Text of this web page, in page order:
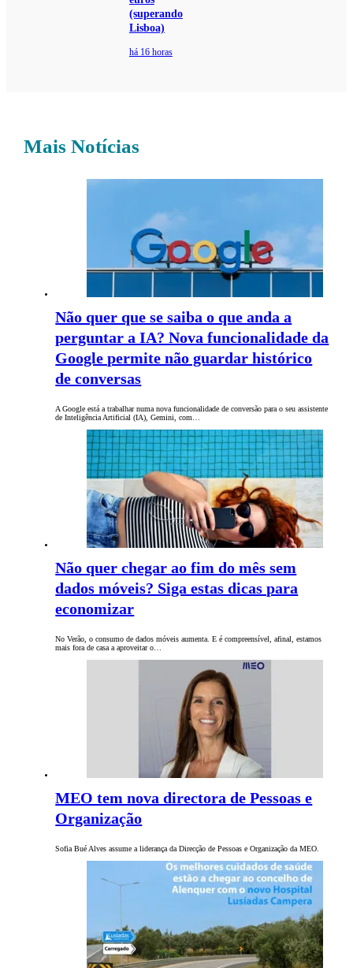
(superando
Lisboa)
há 16 horas
Mais Notícias
Não quer que se saiba o que anda a
perguntar a IA? Nova funcionalidade da
Google permite não guardar histórico
de conversas
A Google está a trabalhar numa nova funcionalidade de conversão para o seu assistente
de Inteligência Artificial (IA), Gemini, com…
Não quer chegar ao fim do mês sem
dados móveis? Siga estas dicas para
economizar
No Verão, o consumo de dados móveis aumenta. E é compreensível, afinal, estamos
mais fora de casa a aproveitar o…
MEO tem nova directora de Pessoas e
Organização
Sofia Bué Alves assume a liderança da Direcção de Pessoas e Organização da MEO.